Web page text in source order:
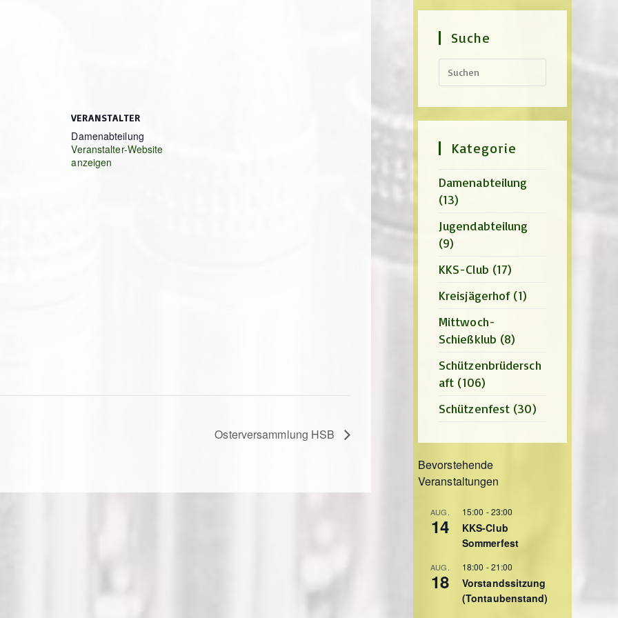
VERANSTALTER
Damenabteilung
Veranstalter-Website
anzeigen
Osterversammlung HSB
Suche
Kategorie
Damenabteilung
(13)
Jugendabteilung
(9)
KKS-Club (17)
Kreisjägerhof (1)
Mittwoch-
Schießklub (8)
Schützenbrüdersch
aft (106)
Schützenfest (30)
Bevorstehende
Veranstaltungen
AUG.
14
15:00 -23:00
KKS-Club
Sommerfest
AUG.
18
18:00 -21:00
Vorstandssitzung
(Tontaubenstand)